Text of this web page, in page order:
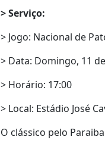
> Serviço:
> Jogo: Nacional de
> Data: Domingo, 11
> Horário: 17:00
> Local: Estádio José
O clássico pelo